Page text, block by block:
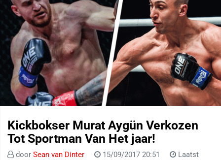
Kickbokser Murat Aygün Verkozen
Tot Sportman Van Het jaar!
door Sean van Dinter 15/09/2017 20:51
Laatst